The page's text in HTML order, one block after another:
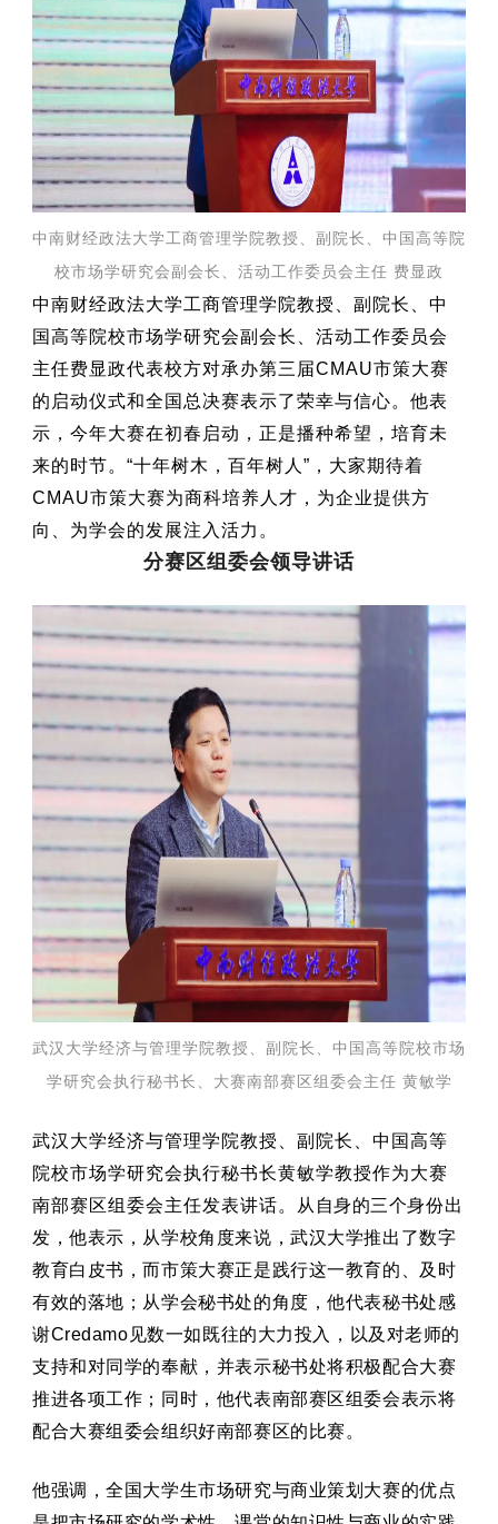
中南财经政法大学工商管理学院教授、副院长、中国高等院
校市场学研究会副会长、活动工作委员会主任 费显政
中南财经政法大学工商管理学院教授、副院长、中
国高等院校市场学研究会副会长、活动工作委员会
主任费显政代表校方对承办第三届CMAU市策大赛
的启动仪式和全国总决赛表示了荣幸与信心。他表
示，今年大赛在初春启动，正是播种希望，培育未
来的时节。 “十年树木，百年树人”，大家期待着
CMAU市策大赛为商科培养人才，为企业提供方
向、为学会的发展注入活力。
分赛区组委会领导讲话
武汉大学经济与管理学院教授、副院长、中国高等院校市场
学研究会执行秘书长、大赛南部赛区组委会主任 黄敏学
武汉大学经济与管理学院教授、副院长、中国高等
院校市场学研究会执行秘书长黄敏学教授作为大赛
南部赛区组委会主任发表讲话。
从自身的三个身份出
发，他表示，从学校角度来说，武汉大学推出了数字
教育白皮书，而市策大赛正是践行这一教育的、及时
有效的落地；从学会秘书处的角度，他代表秘书处感
谢Credamo见数一如既往的大力投入，以及对老师的
支持和对同学的奉献，并表示秘书处将积极配合大赛
推进各项工作；同时，他代表南部赛区组委会表示将
配合大赛组委会组织好南部赛区的比赛。
他强调，全国大学生市场研究与商业策划大赛的优点